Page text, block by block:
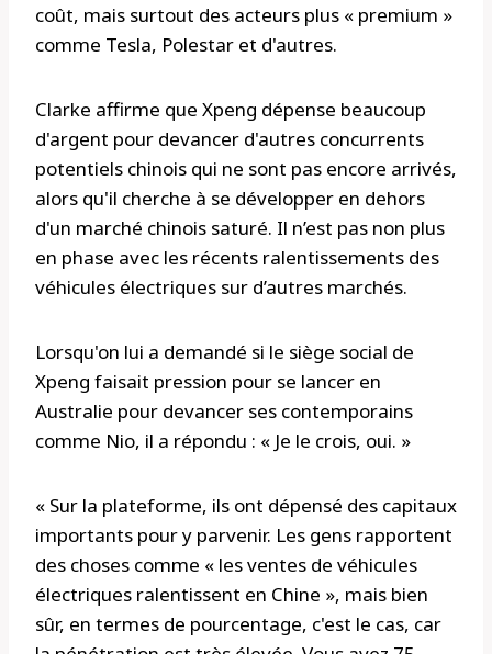
coût, mais surtout des acteurs plus « premium »
comme Tesla, Polestar et d'autres.
Clarke affirme que Xpeng dépense beaucoup
d'argent pour devancer d'autres concurrents
potentiels chinois qui ne sont pas encore arrivés,
alors qu'il cherche à se développer en dehors
d'un marché chinois saturé. Il n’est pas non plus
en phase avec les récents ralentissements des
véhicules électriques sur d’autres marchés.
Lorsqu'on lui a demandé si le siège social de
Xpeng faisait pression pour se lancer en
Australie pour devancer ses contemporains
comme Nio, il a répondu : « Je le crois, oui. »
« Sur la plateforme, ils ont dépensé des capitaux
importants pour y parvenir. Les gens rapportent
des choses comme « les ventes de véhicules
électriques ralentissent en Chine », mais bien
sûr, en termes de pourcentage, c'est le cas, car